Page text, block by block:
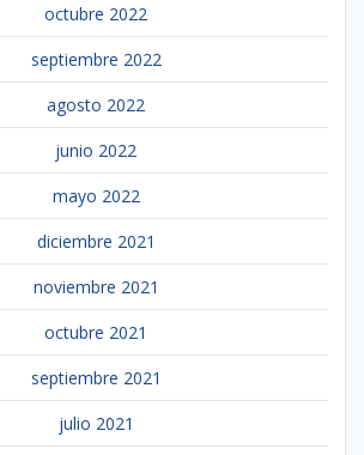
octubre 2022
septiembre 2022
agosto 2022
junio 2022
mayo 2022
diciembre 2021
noviembre 2021
octubre 2021
septiembre 2021
julio 2021